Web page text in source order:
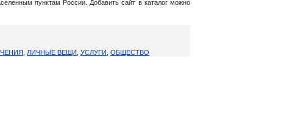
пунктам России. Добавить сайт в каталог можно
ЛИЧНЫЕ ВЕЩИ УСЛУГИ ОБЩЕСТВО